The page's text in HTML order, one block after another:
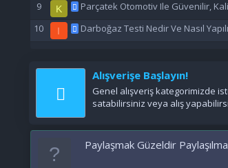
K Parçatek Otomotiv Ile Güvenilir,
I Darboğaz Testi Nedir Ve Nasıl
Alışverişe Başlayın!
Genel alışveriş kategorimizde
satabilirsiniz veya alış
Paylaşmak Güzeldir